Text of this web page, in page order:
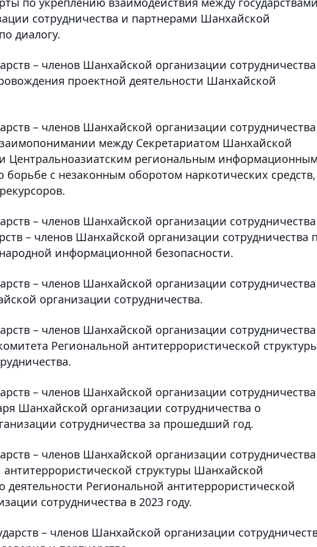
сотрудничества и партнерами Шанхайской
диалогу.
– членов Шанхайской организации
проектной деятельности Шанхайской
– членов Шанхайской организации
между Секретариатом Шанхайской
Центральноазиатским региональным информационным
с незаконным оборотом наркотических средств,
– членов Шанхайской организации
– членов Шанхайской организации сотрудничества
информационной безопасности.
– членов Шанхайской организации
организации сотрудничества.
– членов Шанхайской организации
Региональной антитеррористической
– членов Шанхайской организации
Шанхайской организации сотрудничества о
сотрудничества за прошедший год.
– членов Шанхайской организации
структуры Шанхайской
деятельности Региональной антитеррористической
сотрудничества в 2023 году.
– членов Шанхайской организации